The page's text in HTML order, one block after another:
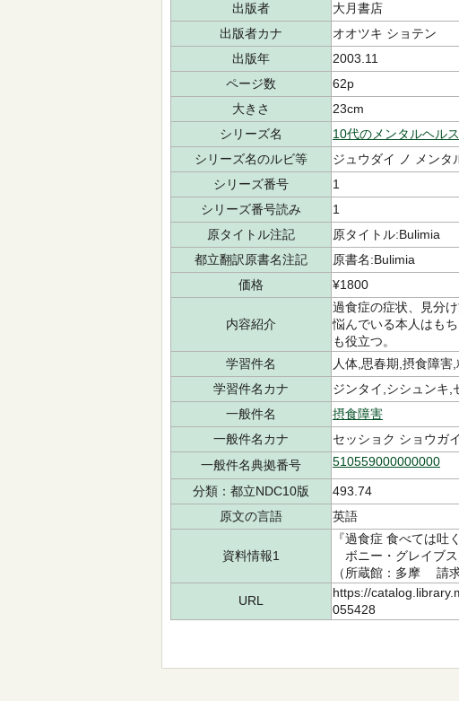
出版者
大月書店
出版者カナ
オオツキ ショテン
出版年
2003.11
ページ数
62p
大きさ
23cm
シリーズ名
10代のメンタルヘルス
シリーズ名のルビ等
ジュウダイ ノ メンタ
シリーズ番号
1
シリーズ番号読み
1
原タイトル注記
原タイトル:Bulimia
都立翻訳原書名注記
原書名:Bulimia
価格
¥1800
内容紹介
過食症の症状、見分
悩んでいる本人はも
も役立つ。
学習件名
人体,思春期,摂食障害
学習件名カナ
ジンタイ,シシュンキ,
一般件名
摂食障害
一般件名カナ
セッショク ショウガイ
一般件名典拠番号
510559000000000
分類：都立NDC10版
493.74
原文の言語
英語
資料情報1
『過食症 食べては
ボニー・グレイブ
（所蔵館：多摩 請
URL
https://
055428